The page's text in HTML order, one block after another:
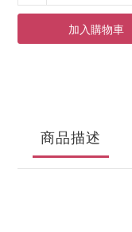
加入購物車
商品描述